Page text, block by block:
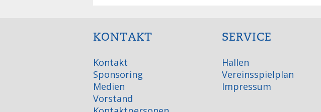
KONTAKT
Kontakt
Sponsoring
Medien
Vorstand
SERVICE
Hallen
Vereinsspielplan
Impressum